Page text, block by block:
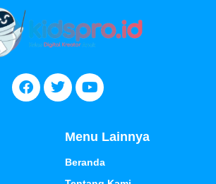
Menu Lainnya
Beranda